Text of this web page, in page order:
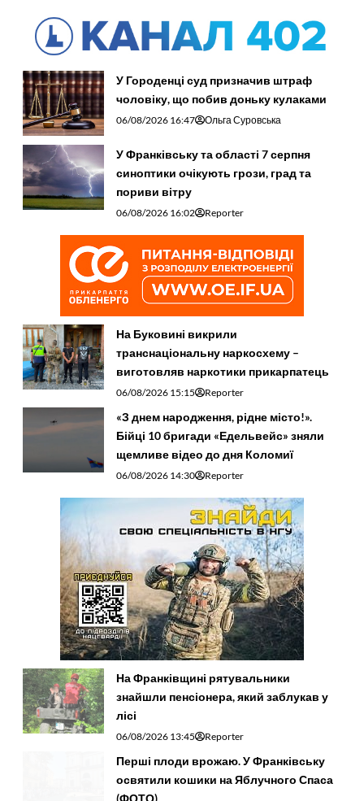
У Городенці суд призначив штраф
чоловіку, що побив доньку кулаками
06/08/2026 16:47 Ольга Суровська
У Франківську та області 7 серпня
синоптики очікують грози, град та
пориви вітру
06/08/2026 16:02 Reporter
На Буковині викрили
транснаціональну наркосхему –
виготовляв наркотики прикарпатець
06/08/2026 15:15 Reporter
«З днем народження, рідне місто!».
Бійці 10 бригади «Едельвейс» зняли
щемливе відео до дня Коломиї
06/08/2026 14:30 Reporter
На Франківщині рятувальники
знайшли пенсіонера, який заблукав у
лісі
06/08/2026 13:45 Reporter
Перші плоди врожаю. У Франківську
освятили кошики на Яблучного Спаса
(ФОТО)